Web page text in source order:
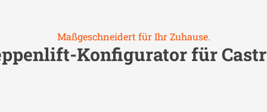
Maßgeschneidert für Ihr Zuhause.
Konfigurator für